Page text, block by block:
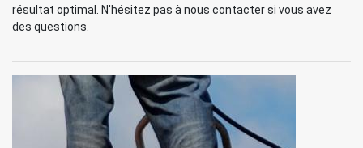
résultat optimal. N'hésitez pas à nous contacter si vous avez
des questions.